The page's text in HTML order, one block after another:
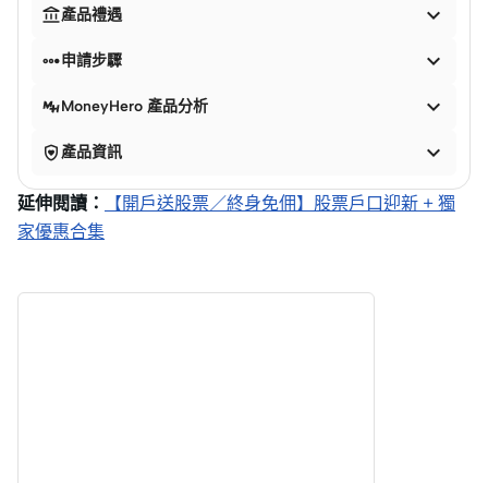
產品禮遇 
申請步驟 
MoneyHero 產品分析 
 產品資訊 
延伸閱讀：
【開戶送股票／終身免佣】股票戶口迎新 + 獨
家優惠合集